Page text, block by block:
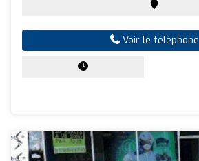
Voir le téléphone